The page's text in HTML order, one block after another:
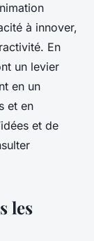
à innover,
En
un levier
en un
et en
et de
les